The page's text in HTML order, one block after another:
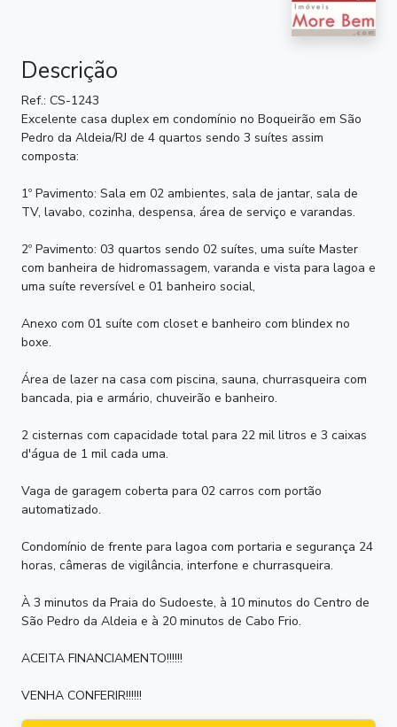
Descrição
Ref.: CS-1243
Excelente casa duplex em condomínio no Boqueirão em São
Pedro da Aldeia/RJ de 4 quartos sendo 3 suítes assim
composta:
1º Pavimento: Sala em 02 ambientes, sala de jantar, sala de
TV, lavabo, cozinha, despensa, área de serviço e varandas.
2º Pavimento: 03 quartos sendo 02 suítes, uma suíte Master
com banheira de hidromassagem, varanda e vista para lagoa e
uma suíte reversível e 01 banheiro social,
Anexo com 01 suíte com closet e banheiro com blindex no
boxe.
Área de lazer na casa com piscina, sauna, churrasqueira com
bancada, pia e armário, chuveirão e banheiro.
2 cisternas com capacidade total para 22 mil litros e 3 caixas
d'água de 1 mil cada uma.
Vaga de garagem coberta para 02 carros com portão
automatizado.
Condomínio de frente para lagoa com portaria e segurança 24
horas, câmeras de vigilância, interfone e churrasqueira.
À 3 minutos da Praia do Sudoeste, à 10 minutos do Centro de
São Pedro da Aldeia e à 20 minutos de Cabo Frio.
ACEITA FINANCIAMENTO!!!!!!
VENHA CONFERIR!!!!!!